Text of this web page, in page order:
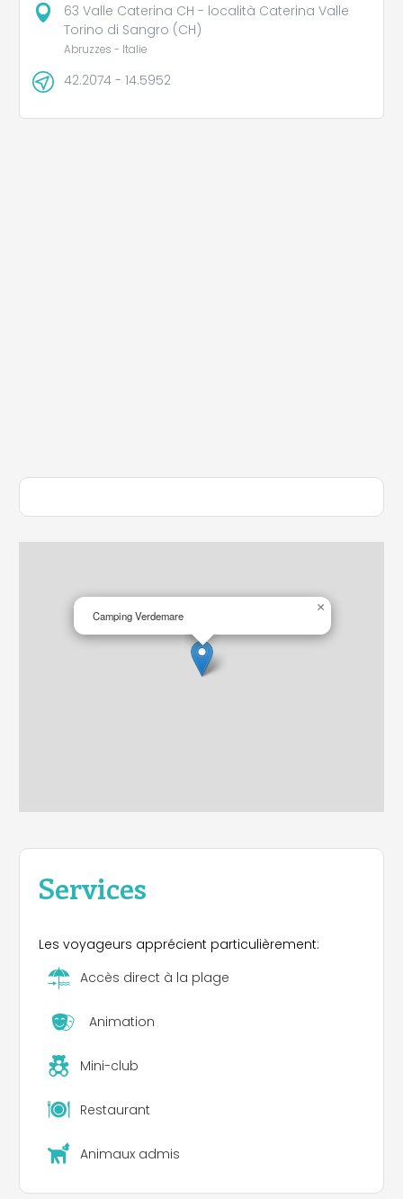
Camping Verdemare
×
Services
Les voyageurs apprécient particulièrement:
Accès direct à la plage
Animation
Mini-club
Restaurant
Animaux admis
63 Valle Caterina CH - località Caterina Valle
Torino di Sangro (CH)
Abruzzes - Italie
42.2074 - 14.5952